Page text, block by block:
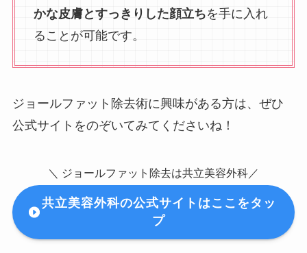
かな皮膚とすっきりした顔立ちを手に入れ
ることが可能です。
ジョールファット除去術に興味がある方は、ぜひ
公式サイトをのぞいてみてくださいね！
＼ ジョールファット除去は共立美容外科／
共立美容外科の公式サイトはここをタッ
プ